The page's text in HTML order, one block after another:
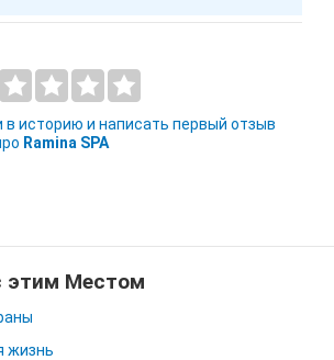
историю и написать первый отзыв
Ramina SPA
этим Местом
жизнь